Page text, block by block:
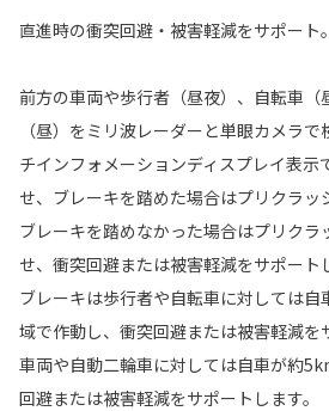
直進時の衝突回避・被害軽減をサポート。
前方の車両や歩行者（昼夜）、自転車（
（昼）をミリ波レーダーと単眼カメラ
チインフォメーションディスプレイ表示
せ、ブレーキを踏めた場合はプリクラッ
ブレーキを踏めなかった場合はプリクラ
せ、衝突回避または被害軽減をサポート
ブレーキは歩行者や自転車に対しては
域で作動し、衝突回避または被害軽減を
車両や自動二輪車に対しては自車が約
回避または被害軽減をサポートします。